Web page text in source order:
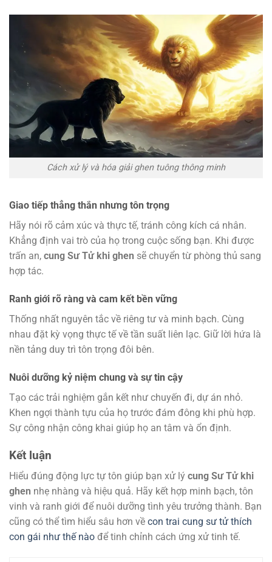
Cách xử lý và hóa giải ghen tuông thông minh
Giao tiếp thẳng thắn nhưng tôn trọng
Hãy nói rõ cảm xúc và thực tế, tránh công kích cá nhân.
Khẳng định vai trò của họ trong cuộc sống bạn. Khi được
trấn an, cung Sư Tử khi ghen sẽ chuyển từ phòng thủ sang
hợp tác.
Ranh giới rõ ràng và cam kết bền vững
Thống nhất nguyên tắc về riêng tư và minh bạch. Cùng
nhau đặt kỳ vọng thực tế về tần suất liên lạc. Giữ lời hứa là
nền tảng duy trì tôn trọng đôi bên.
Nuôi dưỡng kỷ niệm chung và sự tin cậy
Tạo các trải nghiệm gắn kết như chuyến đi, dự án nhỏ.
Khen ngợi thành tựu của họ trước đám đông khi phù hợp.
Sự công nhận công khai giúp họ an tâm và ổn định.
Kết luận
Hiểu đúng động lực tự tôn giúp bạn xử lý cung Sư Tử khi
ghen nhẹ nhàng và hiệu quả. Hãy kết hợp minh bạch, tôn
vinh và ranh giới để nuôi dưỡng tình yêu trưởng thành. Bạn
cũng có thể tìm hiểu sâu hơn về con trai cung sư tử thích
con gái như thế nào để tinh chỉnh cách ứng xử tinh tế.